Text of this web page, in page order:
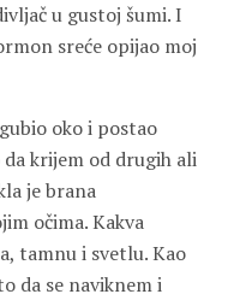
u gustoj šumi. I
sreće opijao moj
oko i postao
krijem od drugih ali
je brana
očima. Kakva
tamnu i svetlu. Kao
da se naviknem i